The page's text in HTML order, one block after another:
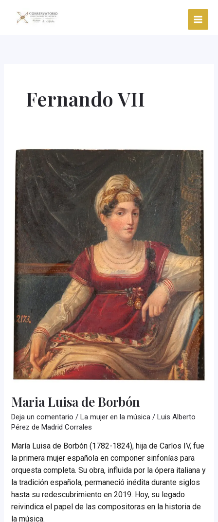
Fernando VII
Maria Luisa de Borbón
Deja un comentario /La mujer en la música /Luis Alberto
Pérez de Madrid Corrales
María Luisa de Borbón (1782-1824), hija de Carlos IV, fue
la primera mujer española en componer sinfonías para
orquesta completa. Su obra, influida por la ópera italiana y
la tradición española, permaneció inédita durante siglos
hasta su redescubrimiento en 2019. Hoy, su legado
reivindica el papel de las compositoras en la historia de
la música.